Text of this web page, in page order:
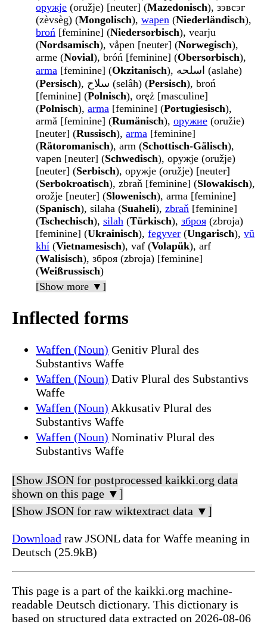
оружје (oružje) [neuter] (Mazedonisch), зэвсэг
(zèvsèg) (Mongolisch), wapen (Niederländisch),
broń [feminine] (Niedersorbisch), vearju
(Nordsamisch), våpen [neuter] (Norwegisch),
arme (Novial), bróń [feminine] (Obersorbisch),
arma [feminine] (Okzitanisch), اسلحه (aslahe)
(Persisch ), سلاح (selâh) (Persisch), broń
[feminine] (Polnisch), oręż [masculine]
(Polnisch), arma [feminine] (Portugiesisch),
armă [feminine] (Rumänisch), оружие (oružie)
[neuter] (Russisch), arma [feminine]
(Rätoromanisch), arm (Schottisch-Gälisch),
vapen [neuter] (Schwedisch), оружје (oružje)
[neuter] (Serbisch), оружје (oružje) [neuter]
(Serbokroatisch), zbraň [feminine] (Slowakisch),
orožje [neuter] (Slowenisch), arma [feminine]
(Spanisch), silaha (Suaheli), zbraň [feminine]
(Tschechisch), silah (Türkisch), зброя (zbroja)
[feminine] (Ukrainisch), fegyver (Ungarisch), vũ
khí (Vietnamesisch), vaf (Volapük), arf
(Walisisch), зброя (zbroja) [feminine]
(Weißrussisch)
[Show more ▼]
Inflected forms
Waffen (Noun) Genitiv Plural des
Substantivs Waffe
Waffen (Noun) Dativ Plural des Substantivs
Waffe
Waffen (Noun) Akkusativ Plural des
Substantivs Waffe
Waffen (Noun) Nominativ Plural des
Substantivs Waffe
[Show JSON for postprocessed kaikki.org data
shown on this page ▼]
[Show JSON for raw wiktextract data ▼]
Download raw JSONL data for Waffe meaning in
Deutsch (25.9kB)
This page is a part of the kaikki.org machine-
readable Deutsch dictionary. This dictionary is
based on structured data extracted on 2026-08-06